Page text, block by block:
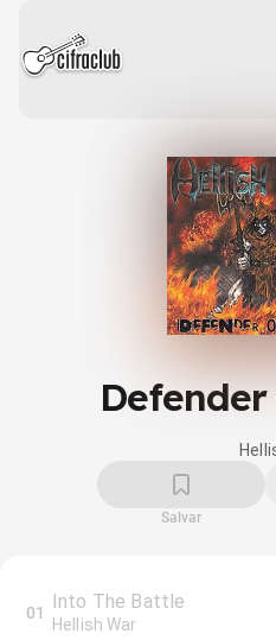
Salvar
01 Into The Battle
Hellish War